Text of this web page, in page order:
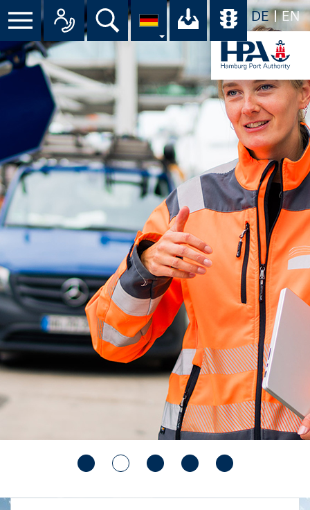
DE EN
Menü Alle Ansprechpartner im
Suche Ihr Download-